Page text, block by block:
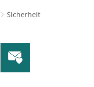
Sicherheit